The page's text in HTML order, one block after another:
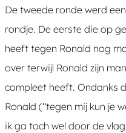
De tweede ronde werd
rondje. De eerste die op
heeft tegen Ronald nog
over terwijl Ronald zijn
compleet heeft. Ondanks
Ronald (“tegen mij kun je
ik ga toch wel door de